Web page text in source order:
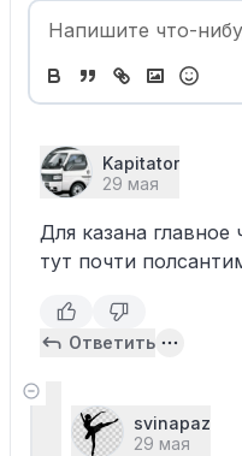
Kapitator
29 мая
Для казана
тут почти
Ответить
svinapaz
29 мая